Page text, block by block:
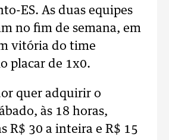
ES. As duas equipes
no fim de semana, em
vitória do time
placar de 1x0.
quer adquirir o
às 18 horas,
R$ 30 a inteira e R$ 15